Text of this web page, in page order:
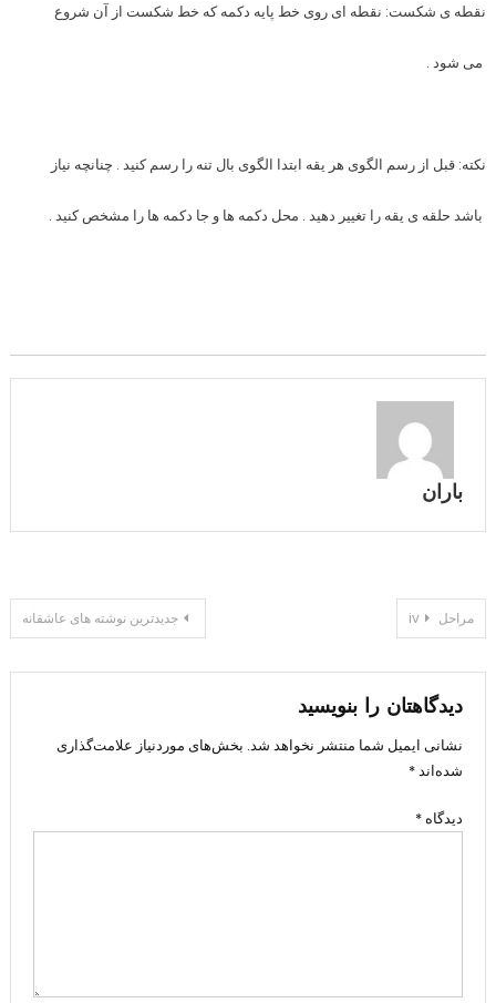
نقطه ی شکست: نقطه ای روی خط پایه دکمه که خط شکست از آن شروع
می شود .
نکته: قبل از رسم الگوی هر یقه ابتدا الگوی بال تنه را رسم کنید . چنانچه نیاز
باشد حلقه ی یقه را تغییر دهید . محل دکمه ها و جا دکمه ها را مشخص کنید .
باران
راهبری
نوشته
جدیدترین نوشته های عاشقانه مراحل iv
دیدگاهتان را بنویسید
نشانی ایمیل شما منتشر نخواهد شد. بخش‌های موردنیاز علامت‌گذاری
شده‌اند*
دیدگاه *